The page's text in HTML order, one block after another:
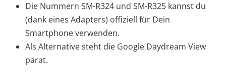
Die Nummern SM-R324 und SM-R325 kannst du
(dank eines Adapters) offiziell für Dein
Smartphone verwenden.
Als Alternative steht die Google Daydream View
parat.